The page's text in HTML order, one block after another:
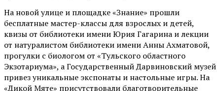
На новой улице и площадке «Знание» прошли
бесплатные мастер-классы для взрослых и детей,
квизы от библиотеки имени Юрия Гагарина и лекции
от натуралистом библиотеки имени Анны Ахматовой,
прогулки с биологом от «Тульского областного
Экзотариума», а Государственный Дарвиновский музей
привез уникальные экспонаты и настольные игры. На
«Дикой Мяте» присутствовали благотворительные